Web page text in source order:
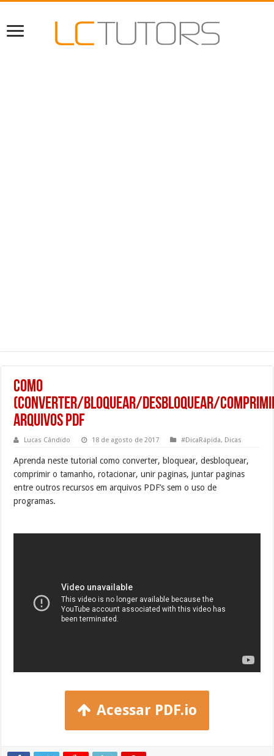
Como
(Converter/Bloquear/Desbloquear/
Arquivos PDF
Lucas Cândido 18 de agosto de 2017 #DicaRápida, Dicas
Aprenda neste tutorial como converter, bloquear, desbloquear,
comprimir o tamanho, rotacionar, unir paginas, juntar paginas
entre outros recursos em arquivos PDF’s sem o uso de
programas.
Acessar PDF.io